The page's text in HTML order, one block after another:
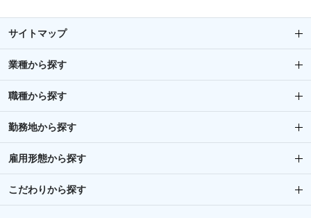
サイトマップ
業種から探す
職種から探す
勤務地から探す
雇用形態から探す
こだわりから探す